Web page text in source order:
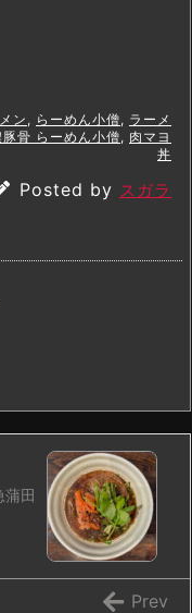
ン , らーめん小僧, ラーメ
豚骨 らーめん小僧, 肉マヨ
丼
Posted by スガラ
田
Prev